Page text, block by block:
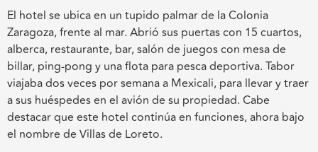
El hotel se ubica en un tupido palmar de la Colonia
Zaragoza, frente al mar. Abrió sus puertas con 15 cuartos,
alberca, restaurante, bar, salón de juegos con mesa de
billar, ping-pong y una flota para pesca deportiva. Tabor
viajaba dos veces por semana a Mexicali, para llevar y traer
a sus huéspedes en el avión de su propiedad. Cabe
destacar que este hotel continúa en funciones, ahora bajo
el nombre de Villas de Loreto.